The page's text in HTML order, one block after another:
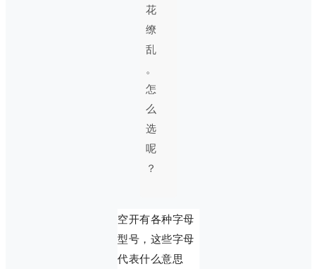
花
缭
乱
。
怎
么
选
呢
？
空开有各种字母
型号，这些字母
代表什么意思